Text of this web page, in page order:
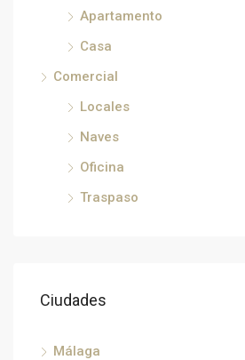
Apartamento
Casa
Comercial
Locales
Naves
Oficina
Traspaso
Ciudades
Málaga